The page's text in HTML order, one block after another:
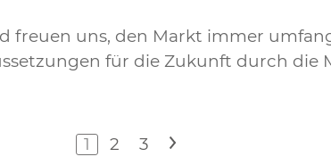
freuen uns, den Markt immer
für die Zukunft durch die
1 2 3 >